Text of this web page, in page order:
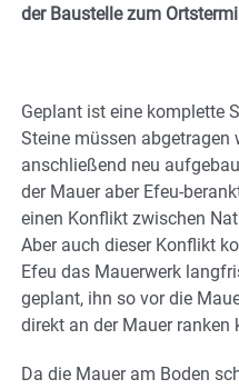
der Baustelle zum
Geplant ist eine komplette
Steine müssen abgetragen
anschließend neu
der Mauer aber Efeu-
einen Konflikt zwischen
Aber auch dieser Konflikt
Efeu das Mauerwerk
geplant, ihn so vor die
direkt an der Mauer ranken
Da die Mauer am Boden